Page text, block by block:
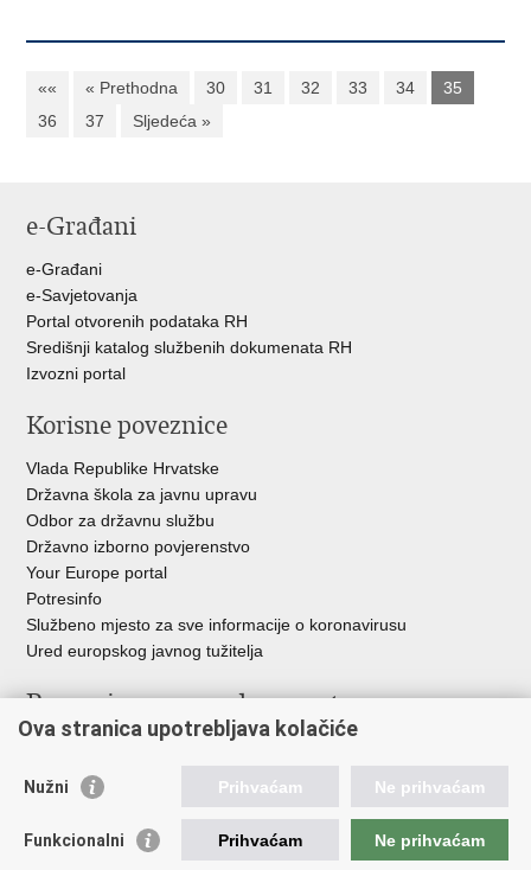
«« « Prethodna 30 31 32 33 34
35
36
37 Sljedeća »
e-Građani
e-Građani
e-Savjetovanja
Portal otvorenih podataka RH
Središnji katalog službenih dokumenata RH
Izvozni portal
Korisne poveznice
Vlada Republike Hrvatske
Državna škola za javnu upravu
Odbor za državnu službu
Državno izborno povjerenstvo
Your Europe portal
Potresinfo
Službeno mjesto za sve informacije o koronavirusu
Ured europskog javnog tužitelja
Poveznice pravosudnog sustava
Državno odvjetništvo
Ured za suzbijanje korupcije i organiziranog kriminaliteta
Državnoodvjetničko vijeće
Ova stranica upotrebljava kolačiće
Nužni Prihvaćam Ne prihvaćam
Funkcionalni Prihvaćam Ne prihvaćam